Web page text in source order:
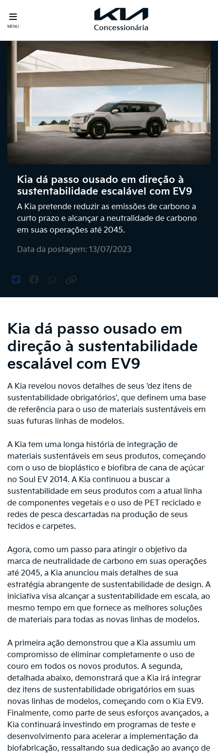
MENU
Kia dá passo ousado em direção à
sustentabilidade escalável com EV9
A Kia pretende reduzir as emissões de carbono a
curto prazo e alcançar a neutralidade de carbono
em suas operações até 2045.
Data da postagem: 13/07/2023
Kia dá passo ousado em
direção à sustentabilidade
escalável com EV9
A Kia revelou novos detalhes de seus 'dez itens de
sustentabilidade obrigatórios', que definem uma base
de referência para o uso de materiais sustentáveis em
suas futuras linhas de modelos.
A Kia tem uma longa história de integração de
materiais sustentáveis em seus produtos, começando
com o uso de bioplástico e biofibra de cana de açúcar
no Soul EV 2014. A Kia continuou a buscar a
sustentabilidade em seus produtos com a atual linha
de componentes vegetais e o uso de PET reciclado e
redes de pesca descartadas na produção de seus
tecidos e carpetes.
Agora, como um passo para atingir o objetivo da
marca de neutralidade de carbono em suas operações
até 2045, a Kia anunciou mais detalhes de sua
estratégia abrangente de sustentabilidade de design. A
iniciativa visa alcançar a sustentabilidade em escala, ao
mesmo tempo em que fornece as melhores soluções
de materiais para todas as novas linhas de modelos.
A primeira ação demonstrou que a Kia assumiu um
compromisso de eliminar completamente o uso de
couro em todos os novos produtos. A segunda,
detalhada abaixo, demonstrará que a Kia irá integrar
dez itens de sustentabilidade obrigatórios em suas
novas linhas de modelos, começando com o Kia EV9.
Finalmente, como parte de seus esforços avançados, a
Kia continuará investindo em programas de teste e
desenvolvimento para acelerar a implementação da
biofabricação, ressaltando sua dedicação ao avanço de